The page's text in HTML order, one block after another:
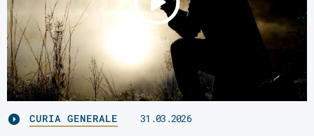
CURIA GENERALE 31.03.2026